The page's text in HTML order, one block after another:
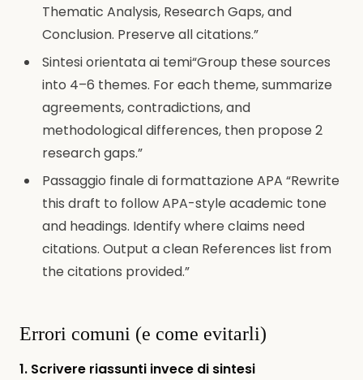
Thematic Analysis, Research Gaps, and
Conclusion. Preserve all citations.”
Sintesi orientata ai temi“Group these sources
into 4–6 themes. For each theme, summarize
agreements, contradictions, and
methodological differences, then propose 2
research gaps.”
Passaggio finale di formattazione APA “Rewrite
this draft to follow APA-style academic tone
and headings. Identify where claims need
citations. Output a clean References list from
the citations provided.”
Errori comuni (e come evitarli)
1. Scrivere riassunti invece di sintesi